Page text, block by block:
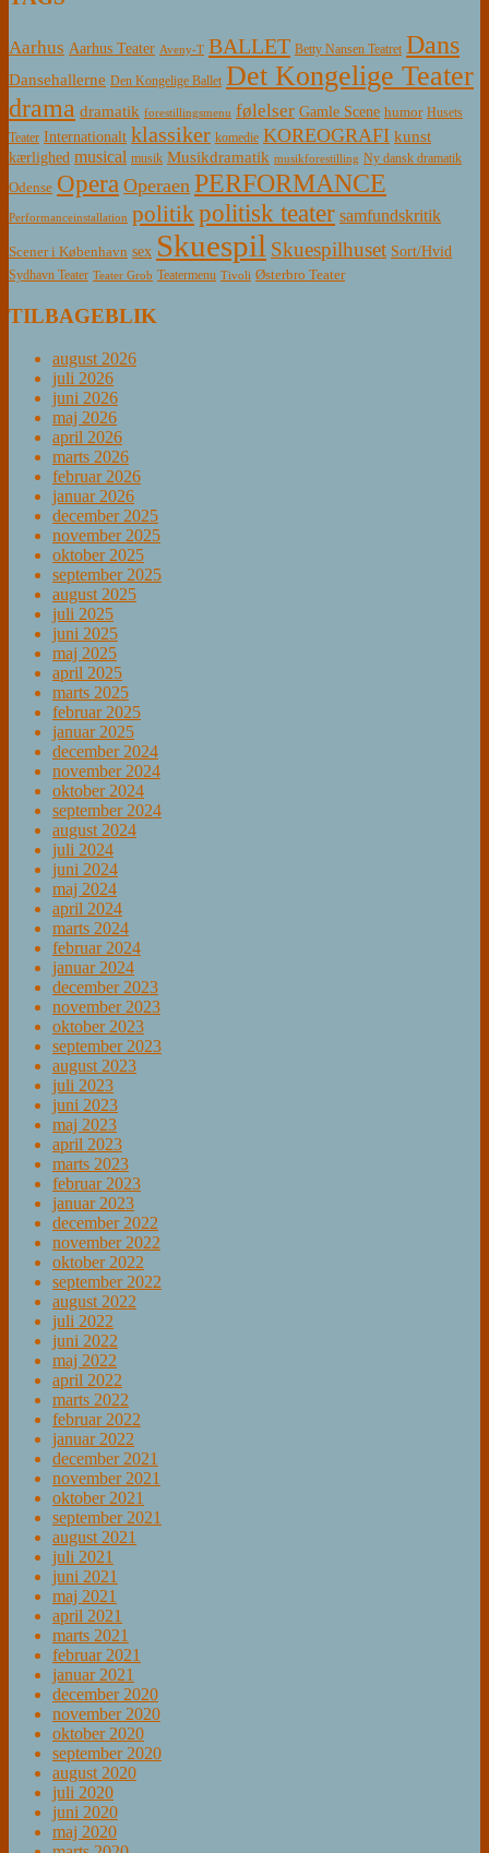
Aarhus Aarhus Teater Aveny-T BALLET Betty Nansen Teatret Dans
Dansehallerne Den Kongelige Ballet Det Kongelige Teater
drama dramatik forestillingsmenu følelser Gamle Scene humor Husets
Teater Internationalt klassiker komedie KOREOGRAFI kunst
kærlighed musical musik Musikdramatik musikforestilling Ny dansk dramatik
Odense Opera Operaen PERFORMANCE
Performanceinstallation politikpolitisk teater samfundskritik
Scener i København sex Skuespil Skuespilhuset Sort/Hvid
Sydhavn Teater Teater Grob Teatermenu Tivoli Østerbro Teater
TILBAGEBLIK
august 2026
juli 2026
juni 2026
maj 2026
april 2026
marts 2026
februar 2026
januar 2026
december 2025
november 2025
oktober 2025
september 2025
august 2025
juli 2025
juni 2025
maj 2025
april 2025
marts 2025
februar 2025
januar 2025
december 2024
november 2024
oktober 2024
september 2024
august 2024
juli 2024
juni 2024
maj 2024
april 2024
marts 2024
februar 2024
januar 2024
december 2023
november 2023
oktober 2023
september 2023
august 2023
juli 2023
juni 2023
maj 2023
april 2023
marts 2023
februar 2023
januar 2023
december 2022
november 2022
oktober 2022
september 2022
august 2022
juli 2022
juni 2022
maj 2022
april 2022
marts 2022
februar 2022
januar 2022
december 2021
november 2021
oktober 2021
september 2021
august 2021
juli 2021
juni 2021
maj 2021
april 2021
marts 2021
februar 2021
januar 2021
december 2020
november 2020
oktober 2020
september 2020
august 2020
juli 2020
juni 2020
maj 2020